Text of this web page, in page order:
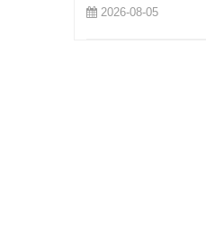
2026-08-05